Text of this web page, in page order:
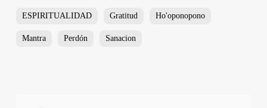
ESPIRITUALIDAD Gratitud Ho'oponopono
Mantra Perdón Sanacion